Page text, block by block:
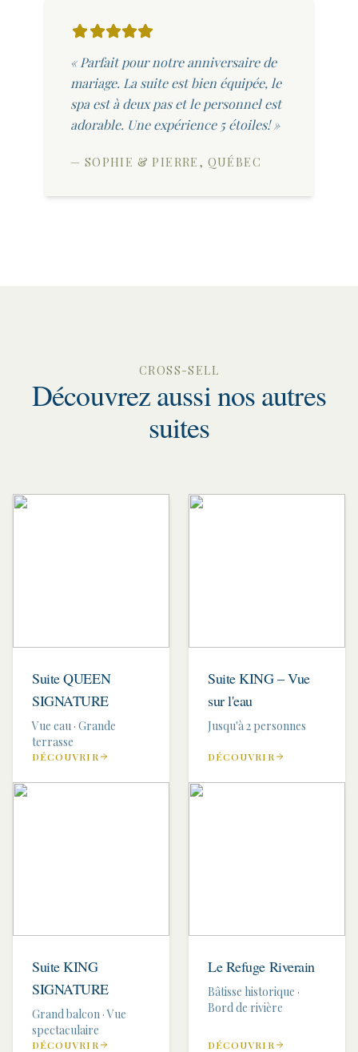
« Parfait pour notre anniversaire de
mariage. La suite est bien équipée, le
spa est à deux pas et le personnel est
adorable. Une expérience 5 étoiles! »
— SOPHIE & PIERRE, QUÉBEC
CROSS-SELL
Découvrez aussi nos autres
suites
Suite QUEEN
SIGNATURE
Vue eau · Grande
terrasse
DÉCOUVRIR
Suite KING – Vue
sur l'eau
Jusqu'à 2 personnes
DÉCOUVRIR
Suite KING
SIGNATURE
Grand balcon · Vue
spectaculaire
DÉCOUVRIR
Le Refuge Riverain
Bâtisse historique ·
Bord de rivière
DÉCOUVRIR